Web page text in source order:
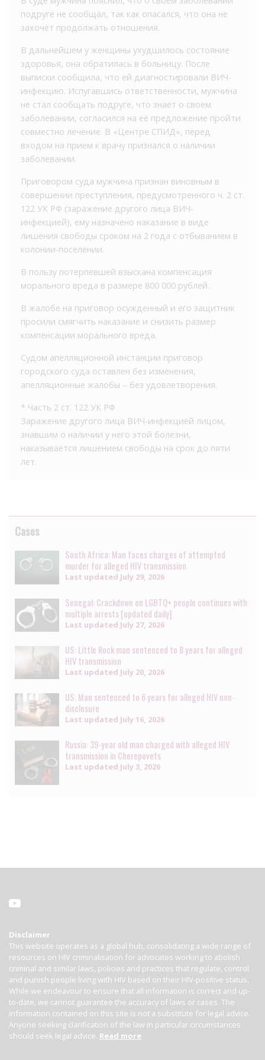
подруге не сообщал, так как опасался, что она не
захочет продолжать отношения.
В дальнейшем у женщины ухудшилось состояние
здоровья, она обратилась в больницу. После
выписки сообщила, что ей диагностировали ВИЧ-
инфекцию. Испугавшись ответственности, мужчина
не стал сообщать подруге, что знает о своем
заболевании, согласился на её предложение пройти
совместно лечение. В «Центре СПИД», перед
входом на прием к врачу признался о наличии
заболевании.
Приговором суда мужчина признан виновным в
совершении преступления, предусмотренного ч. 2 ст.
122 УК РФ (заражение другого лица ВИЧ-
инфекцией), ему назначено наказание в виде
лишения свободы сроком на 2 года с отбыванием в
колонии-поселении.
В пользу потерпевшей взыскана компенсация
морального вреда в размере 800 000 рублей.
В жалобе на приговор осужденный и его защитник
просили смягчить наказание и снизить размер
компенсации морального вреда.
Судом апелляционной инстанции приговор
городского суда оставлен без изменения,
апелляционные жалобы – без удовлетворения.
* Часть 2 ст. 122 УК РФ
Заражение другого лица ВИЧ-инфекцией лицом,
знавшим о наличии у него этой болезни,
наказывается лишением свободы на срок до пяти
лет.
Cases
South Africa: Man faces charges of attempted
murder for alleged HIV transmission
Last updated July 29, 2026
Senegal: Crackdown on LGBTQ+ people continues with
multiple arrests [updated daily]
Last updated July 27, 2026
US: Little Rock man sentenced to 8 years for alleged
HIV transmission
Last updated July 20, 2026
US: Man sentenced to 6 years for alleged HIV non-
disclosure
Last updated July 16, 2026
Russia: 39-year old man charged with alleged HIV
transmission in Cherepovets
Last updated July 3, 2026
Disclaimer
This website operates as a global hub, consolidating a wide range of
resources on HIV criminalisation for advocates working to abolish
criminal and similar laws, policies and practices that regulate, control
and punish people living with HIV based on their HIV-positive status.
While we endeavour to ensure that all information is correct and up-
to-date, we cannot guarantee the accuracy of laws or cases. The
information contained on this site is not a substitute for legal advice.
Anyone seeking clarification of the law in particular circumstances
should seek legal advice. Read more